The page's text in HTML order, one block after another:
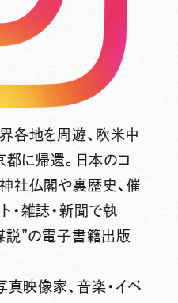
各地を周遊、欧米中
に帰還。日本のコ
社仏閣や裏歴史、催
・雑誌・新聞で執
説”の電子書籍出版
真映像家、音楽・イベ